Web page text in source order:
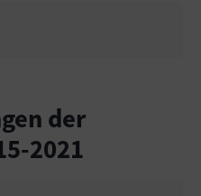
der
2021